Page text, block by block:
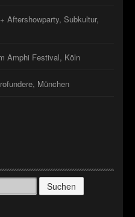
Aftershowparty, Subkultur,
Amphi Festival, Köln
München